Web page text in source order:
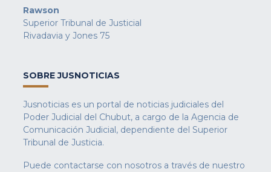
Rawson
Superior Tribunal de Justicial
Rivadavia y Jones 75
SOBRE JUSNOTICIAS
Jusnoticias es un portal de noticias judiciales del
Poder Judicial del Chubut, a cargo de la Agencia de
Comunicación Judicial, dependiente del Superior
Tribunal de Justicia.
Puede contactarse con nosotros a través de nuestro